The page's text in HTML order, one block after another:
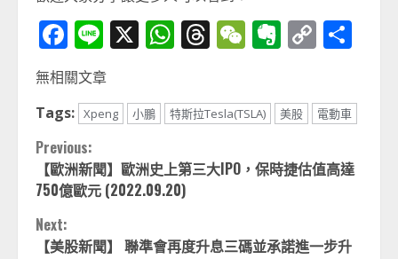
Facebook
Line
X WhatsApp
Threads
WeChat
Evernote
Copy
Link
無相關文章
Tags: Xpeng 小鵬 特斯拉Tesla(TSLA) 美股 電動車
Continue
Reading
Previous:
【歐洲新聞】歐洲史上第三大IPO，保時捷估值高達
750億歐元 (2022.09.20)
Next:
【美股新聞】 聯準會再度升息三碼並承諾進一步升